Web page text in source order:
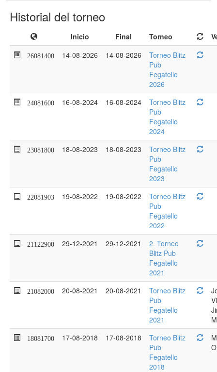
Historial del torneo
Inicio Final Torneo
26081400 14-08-2026 14-08-2026
Torneo Blitz
Pub
Fegatello
2026
24081600 16-08-2024 16-08-2024
Torneo Blitz
Pub
Fegatello
2024
23081800 18-08-2023 18-08-2023
Torneo Blitz
Pub
Fegatello
2023
22081903 19-08-2022 19-08-2022
Torneo Blitz
Pub
Fegatello
2022
21122900 29-12-2021 29-12-2021
2. Torneo
Blitz Pub
Fegatello
2021
21082000 20-08-2021 20-08-2021
Torneo Blitz
Pub
Fegatello
2021
18081700 17-08-2018 17-08-2018
Torneo Blitz
Pub
Fegatello
2018